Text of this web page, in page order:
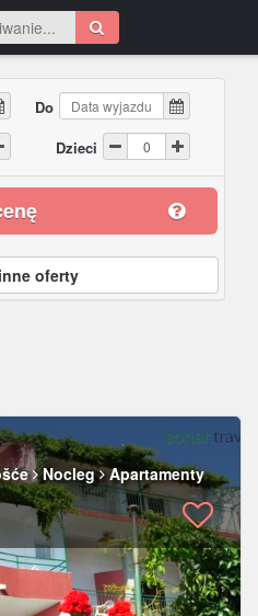
Do
Dzieci
oferty
Nocleg Apartamenty